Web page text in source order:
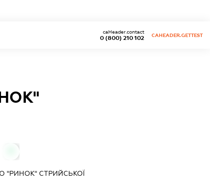
0 (800) 210 102
caHeader.contact
CAHEADER.GETTEST
"РИНОК" СТРИЙСЬКОЇ